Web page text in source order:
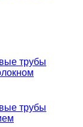
трубы
трубы